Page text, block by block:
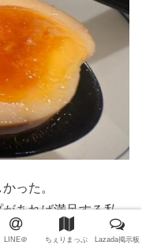
った。
あれば満足する私。
LINE＠ ちぇりまっぷ Lazada掲示板